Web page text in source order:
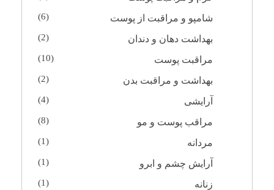
شامپو و مراقبت از پوست (6)
بهداشت دهان و دندان (2)
مراقبت پوست (10)
بهداشت و مراقبت بدن (2)
آرایشی (4)
مراقب پوست و مو (8)
مردانه (1)
آرایش چشم و ابرو (1)
زنانه (1)